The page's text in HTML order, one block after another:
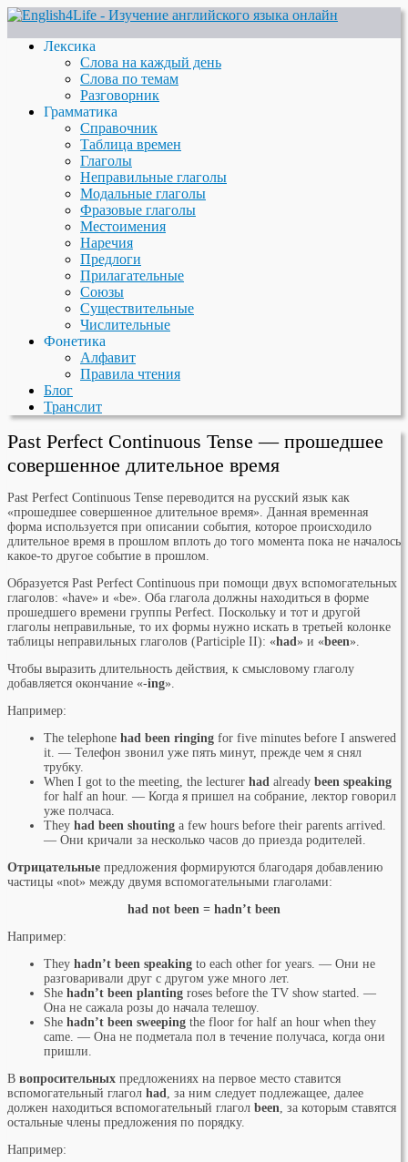
Лексика
Слова на каждый день
Слова по темам
Разговорник
Грамматика
Справочник
Таблица времен
Глаголы
Неправильные глаголы
Модальные глаголы
Фразовые глаголы
Местоимения
Наречия
Предлоги
Прилагательные
Союзы
Существительные
Числительные
Фонетика
Алфавит
Правила чтения
Блог
Транслит
Past Perfect Continuous Tense — прошедшее
совершенное длительное время
Past Perfect Continuous Tense переводится на русский язык как
«прошедшее совершенное длительное время». Данная временная
форма используется при описании события, которое происходило
длительное время в прошлом вплоть до того момента пока не началось
какое-то другое событие в прошлом.
Образуется Past Perfect Continuous при помощи двух вспомогательных
глаголов: «have» и «be». Оба глагола должны находиться в форме
прошедшего времени группы Perfect. Поскольку и тот и другой
глаголы неправильные, то их формы нужно искать в третьей колонке
таблицы неправильных глаголов (Participle II): «had» и «been».
Чтобы выразить длительность действия, к смысловому глаголу
добавляется окончание «-ing».
Например:
The telephone had been ringing for five minutes before I answered
it. — Телефон звонил уже пять минут, прежде чем я снял
трубку.
When I got to the meeting, the lecturer had already been speaking
for half an hour. — Когда я пришел на собрание, лектор говорил
уже полчаса.
They had been shouting a few hours before their parents arrived.
— Они кричали за несколько часов до приезда родителей.
Отрицательные предложения формируются благодаря добавлению
частицы «not» между двумя вспомогательными глаголами:
had not been = hadn’t been
Например:
They hadn’t been speaking to each other for years. — Они не
разговаривали друг с другом уже много лет.
She hadn’t been planting roses before the TV show started. —
Она не сажала розы до начала телешоу.
She hadn’t been sweeping the floor for half an hour when they
came. — Она не подметала пол в течение получаса, когда они
пришли.
В вопросительных предложениях на первое место ставится
вспомогательный глагол had , за ним следует подлежащее, далее
должен находиться вспомогательный глагол been , за которым ставятся
остальные члены предложения по порядку.
Например: